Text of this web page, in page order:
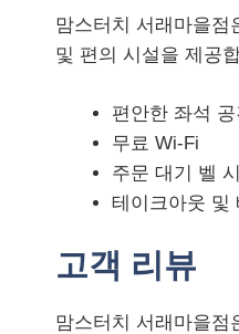
맘스터치 서래마을점
및 편의 시설을 제공
편안한 좌석
무료 Wi-Fi
주문 대기 벨
테이크아웃 및
고객 리뷰
맘스터치 서래마을점